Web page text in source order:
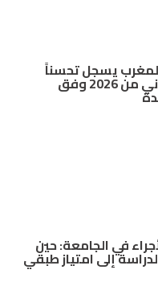
يسجل تحسناً
خلال الفصل الثاني من 2026 وفق
في الجامعة: حين
إلى امتياز طبقي